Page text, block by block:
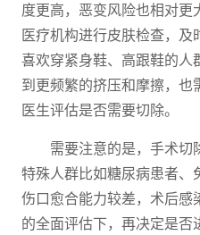
度更高，恶变风险也相对
医疗机构进行皮肤检查，及
喜欢穿紧身鞋、高跟鞋的人
到更频繁的挤压和摩擦，
医生评估是否需要切除。
需要注意的是，手术切
特殊人群比如糖尿病患者、
伤口愈合能力较差，术后感
的全面评估下，再决定是否